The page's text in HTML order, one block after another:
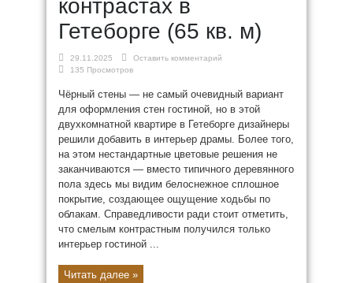
контрастах в
Гетеборге (65 кв. м)
29.11.2025
Оставить комментарий
135 Просмотров
Чёрный стены — не самый очевидный вариант
для оформления стен гостиной, но в этой
двухкомнатной квартире в Гетеборге дизайнеры
решили добавить в интерьер драмы. Более того,
на этом нестандартные цветовые решения не
заканчиваются — вместо типичного деревянного
пола здесь мы видим белоснежное сплошное
покрытие, создающее ощущение ходьбы по
облакам. Справедливости ради стоит отметить,
что смелым контрастным получился только
интерьер гостиной ...
Читать далее »